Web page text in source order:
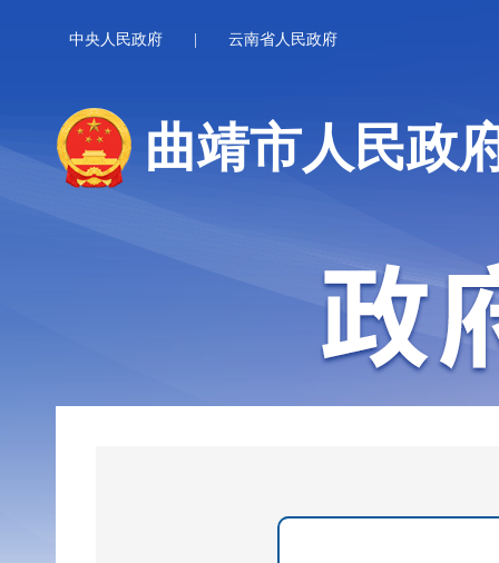
中央人民政府 云南省人民政府
曲靖市人民政